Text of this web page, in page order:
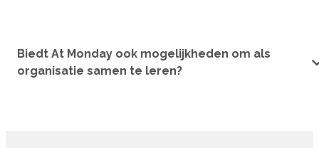
Biedt At Monday ook mogelijkheden om als
organisatie samen te leren?